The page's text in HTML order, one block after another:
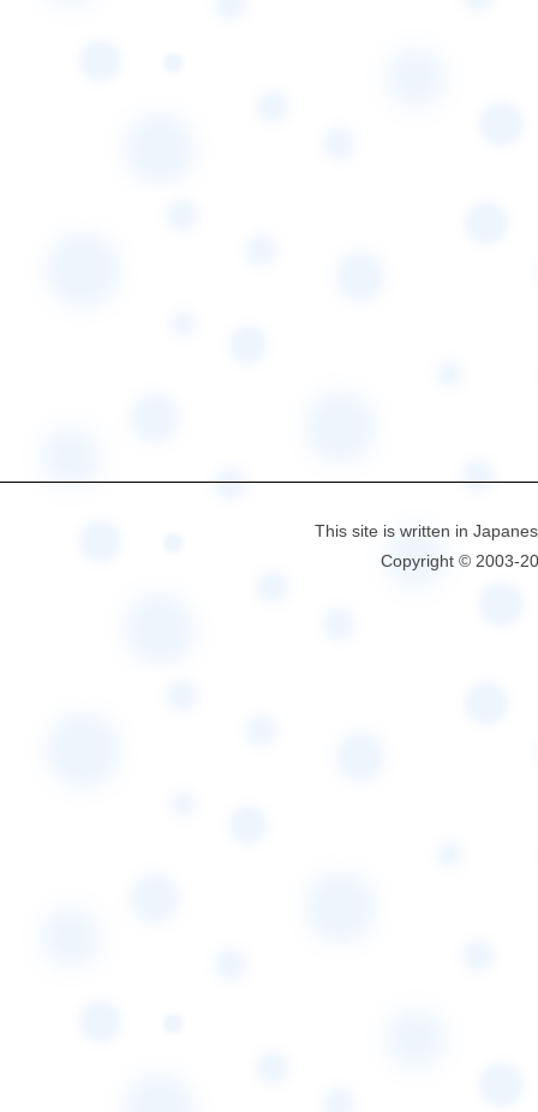
This site is written in
Copyright © 2003-